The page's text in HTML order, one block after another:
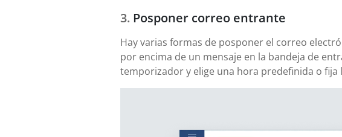
Posponer correo entrante
Hay varias formas de posponer el correo
por encima de un mensaje en la bandeja de
temporizador y elige una hora predefinida o fija